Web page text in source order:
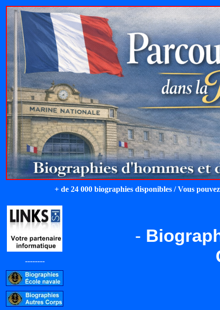
+ de 24 000 biographies disponibles / Vous
--------
-